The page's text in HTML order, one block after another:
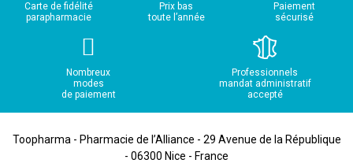
Carte de fidélité
parapharmacie
Prix bas
toute l’année
Paiement
sécurisé
Nombreux
modes
de paiement
Professionnels
mandat administratif
accepté
Toopharma - Pharmacie de l’Alliance - 29 Avenue de la République
- 06300 Nice - France